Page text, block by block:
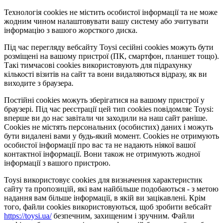
Технологія cookies не містить особистої інформації та не може
жодним чином налаштовувати вашу систему або зчитувати
інформацію з вашого жорсткого диска.
Під час перегляду вебсайту Toysi сесійні cookies можуть бути
розміщені на вашому пристрої (ПК, смартфон, планшет тощо).
Такі тимчасові cookies використовують для підрахунку
кількості візитів на сайт та вони видаляються відразу, як ви
виходите з браузера.
Постійні cookies можуть зберігатися на вашому пристрої у
браузері. Під час реєстрації цей тип cookies повідомляє Toysi:
вперше ви до нас завітали чи заходили на наш сайт раніше.
Cookies не містять персональних (особистих) даних і можуть
бути видалені вами у будь-який момент. Сookies не отримують
особистої інформації про вас та не надають ніякої вашої
контактної інформації. Вони також не отримують жодної
інформації з вашого пристрою.
Toysi використовує cookies для визначення характеристик
сайту та пропозицій, які вам найбільше подобаються - з метою
надання вам більше інформації, в якій ви зацікавлені. Крім
того, файли cookies використовуються, щоб зробити вебсайт
https://toysi.ua/безпечним, захищеним і зручним. Файли